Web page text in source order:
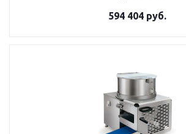
пневматической
594 404 руб.